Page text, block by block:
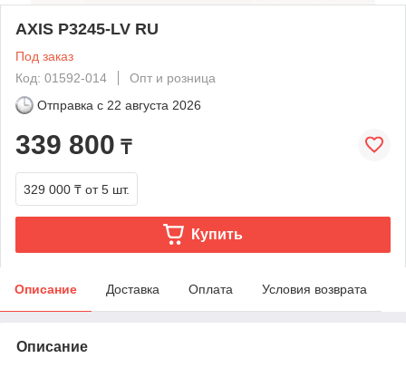
AXIS P3245-LV RU
Под заказ
Код: 01592-014
Опт и розница
Отправка с 22 августа 2026
339 800 ₸
329 000 ₸ от 5 шт.
Купить
Описание Доставка Оплата Условия возврата
Описание